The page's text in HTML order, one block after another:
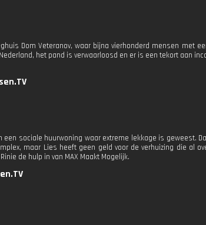
Dom Veteranov, waar bijna vierhonderd mensen met
het pand is verwaarloosd en er is een tekort aan
een sociale huurwoning waar extreme lekkage is geweest.
maar Lies heeft geen geld voor de verhuizing die al
de hulp in van MAX Maakt Mogelijk.